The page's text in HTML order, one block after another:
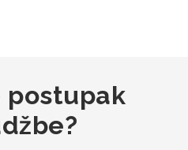
postupak